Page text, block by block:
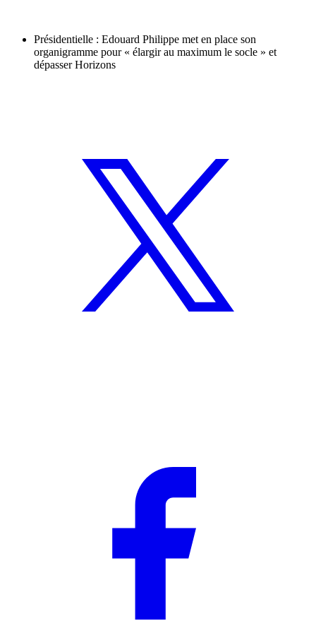
Présidentielle : Edouard Philippe met en place son
organigramme pour « élargir au maximum le socle » et
dépasser Horizons